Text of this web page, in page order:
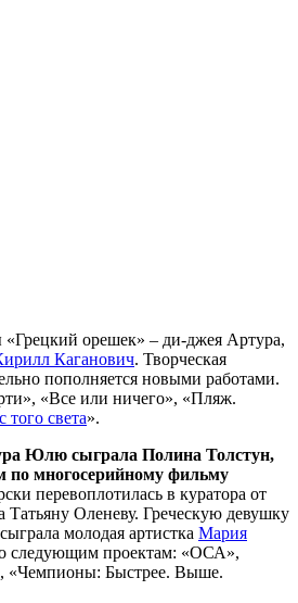
«Грецкий орешек» – ди-джея Артура,
Каганович. Творческая
пополняется новыми работами.
«Все или ничего», «Пляж.
того света».
Юлю сыграла Полина Толстун,
по многосерийному фильму
перевоплотилась в куратора от
Татьяну Оленеву. Греческую девушку
молодая артистка Мария
следующим проектам: «ОСА»,
«Чемпионы: Быстрее. Выше.